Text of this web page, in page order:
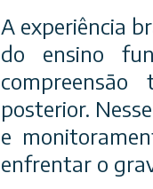
A experiência
do ensino
posterior.
e
enfrentar o